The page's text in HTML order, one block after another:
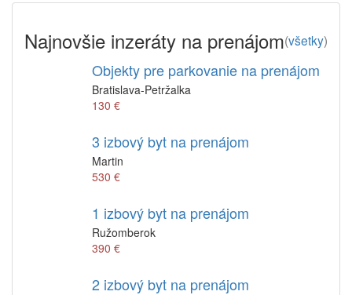
(všetky)
Najnovšie inzeráty na prenájom
Objekty pre parkovanie na prenájom
Bratislava-Petržalka
130 €
3 izbový byt na prenájom
Martin
530 €
1 izbový byt na prenájom
Ružomberok
390 €
2 izbový byt na prenájom